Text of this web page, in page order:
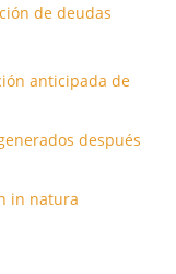
de deudas
anticipada de
después
in natura